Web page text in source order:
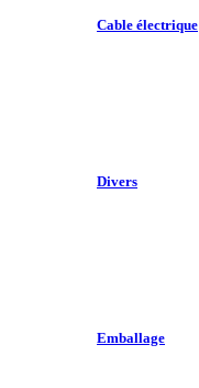
Cable électrique
Divers
Emballage